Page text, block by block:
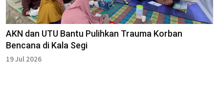
AKN dan UTU Bantu Pulihkan Trauma Korban
Bencana di Kala Segi
19 Jul 2026